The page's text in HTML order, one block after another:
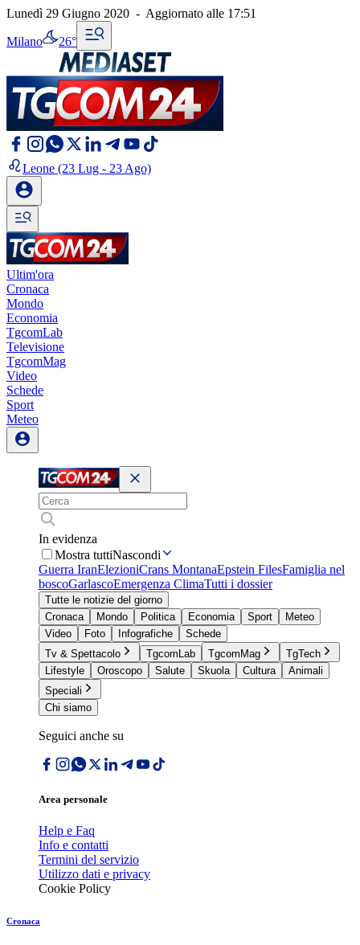
Lunedì 29 Giugno 2020 - Aggiornato alle 17:51
Milano 26°
Leone (23 Lug - 23 Ago)
Ultim'ora
Cronaca
Mondo
Economia
TgcomLab
Televisione
TgcomMag
Video
Schede
Sport
Meteo
In evidenza
Mostra tuttiNascondi
Guerra IranElezioniCrans MontanaEpstein FilesFamiglia nel
boscoGarlascoEmergenza ClimaTutti i dossier
Tutte le notizie del giorno
Cronaca
Mondo Politica Economia Sport
Meteo
Video
Foto Infografiche
Schede
Tv & Spettacolo
TgcomLab TgcomMag
TgTech
Lifestyle
Oroscopo Salute Skuola Cultura
Animali
Speciali
Chi siamo
Seguici anche su
Area personale
Help e Faq
Info e contatti
Termini del servizio
Utilizzo dati e privacy
Cookie Policy
Cronaca